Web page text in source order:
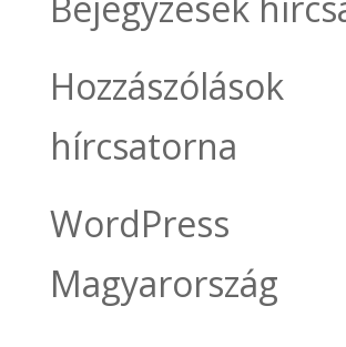
Hozzászólások
hírcsatorna
WordPress
Magyarország